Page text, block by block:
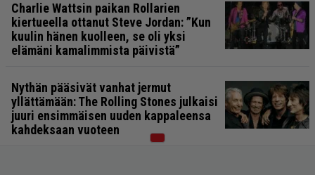
Charlie Wattsin paikan Rollarien
kiertueella ottanut Steve Jordan: ”Kun
kuulin hänen kuolleen, se oli yksi
elämäni kamalimmista päivistä”
Nythän pääsivät vanhat jermut
yllättämään: The Rolling Stones julkaisi
juuri ensimmäisen uuden kappaleensa
kahdeksaan vuoteen